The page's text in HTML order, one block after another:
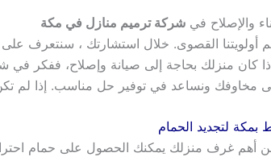
والإصلاح في شركة ترميم منازل في مكة
هم أولويتنا القصوى. خلال استشارتك ، سنتعرف
كان منزلك بحاجة إلى صيانة وإصلاح، ففكر في
مخاوفك ونساعد في توفير حل مناسب. إذا لم
بمكة لتجديد الحمام
أهم غرف منزلك يمكنك الحصول على حمام